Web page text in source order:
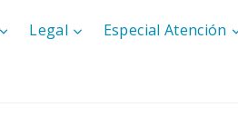
Legal Especial Atención